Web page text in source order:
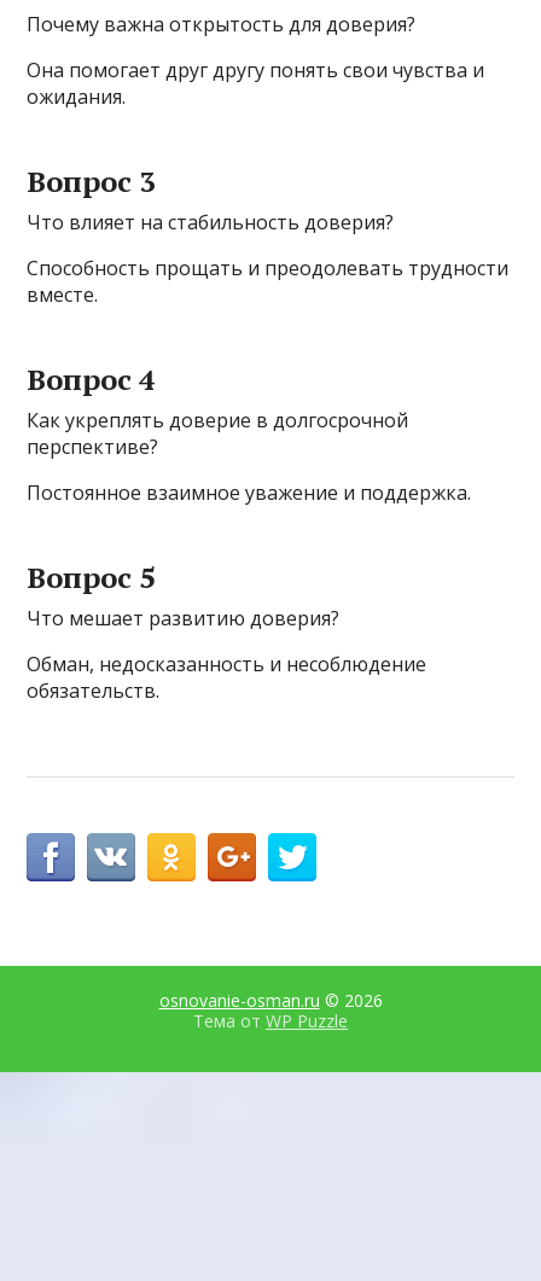
Почему важна открытость для доверия?
Она помогает друг другу понять свои чувства и
ожидания.
Вопрос 3
Что влияет на стабильность доверия?
Способность прощать и преодолевать трудности
вместе.
Вопрос 4
Как укреплять доверие в долгосрочной
перспективе?
Постоянное взаимное уважение и поддержка.
Вопрос 5
Что мешает развитию доверия?
Обман, недосказанность и несоблюдение
обязательств.
osnovanie-osman.ru © 2026
Тема от WP Puzzle